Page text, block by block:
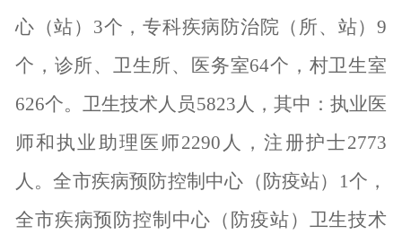
心（站） 3个，专科疾病防治院（所、站）9
个，诊所、卫生所、医务室64个，村卫生室
626个。卫生技术人员5823人，其中：执业医
师和执业助理医师2290 人，注册护士2773
人。全市疾病预防控制中心（防疫站）
1个，
全市疾病预防控制中心（防疫站）卫生技术